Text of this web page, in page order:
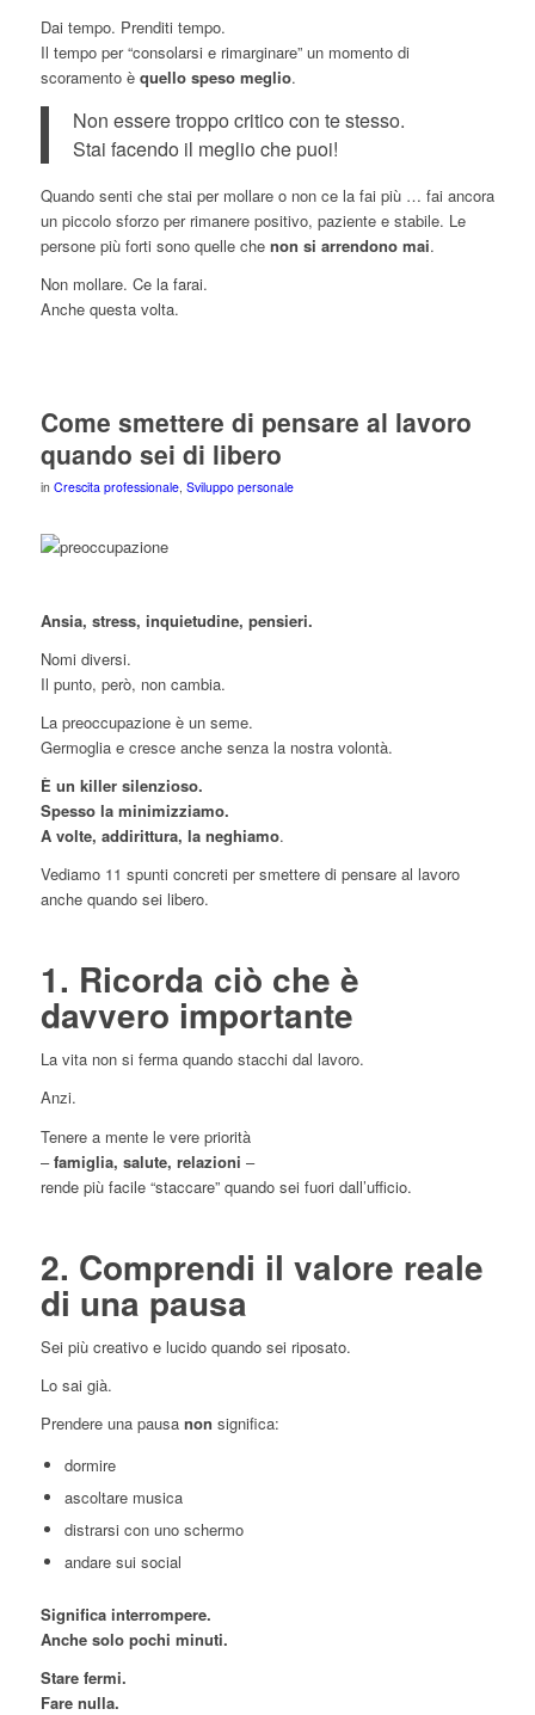
Dai tempo. Prenditi tempo.
Il tempo per “consolarsi e rimarginare” un momento di
scoramento è quello speso meglio.
Non essere troppo critico con te stesso.
Stai facendo il meglio che puoi!
Quando senti che stai per mollare o non ce la fai più … fai ancora
un piccolo sforzo per rimanere positivo, paziente e stabile. Le
persone più forti sono quelle che non si arrendono mai.
Non mollare. Ce la farai.
Anche questa volta.
Come smettere di pensare al lavoro
quando sei di libero
in Crescita professionale, Sviluppo personale
Ansia, stress, inquietudine, pensieri.
Nomi diversi.
Il punto, però, non cambia.
La preoccupazione è un seme.
Germoglia e cresce anche senza la nostra volontà.
È un killer silenzioso.
Spesso la minimizziamo.
A volte, addirittura, la neghiamo.
Vediamo 11 spunti concreti per smettere di pensare al lavoro
anche quando sei libero.
1. Ricorda ciò che è
davvero importante
La vita non si ferma quando stacchi dal lavoro.
Anzi.
Tenere a mente le vere priorità
–famiglia, salute, relazioni –
rende più facile “staccare” quando sei fuori dall’ufficio.
2. Comprendi il valore reale
di una pausa
Sei più creativo e lucido quando sei riposato.
Lo sai già.
Prendere una pausa non significa:
dormire
ascoltare musica
distrarsi con uno schermo
andare sui social
Significa interrompere.
Anche solo pochi minuti.
Stare fermi.
Fare nulla.